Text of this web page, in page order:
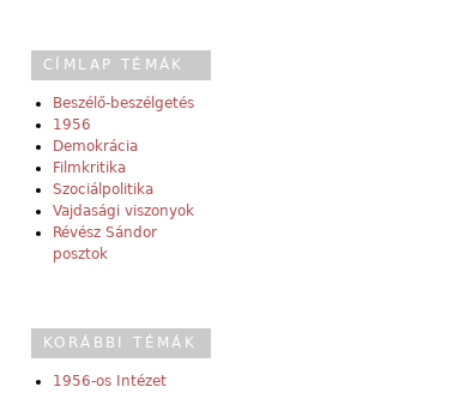
CÍMLAP TÉMÁK
Beszélő-beszélgetés
1956
Demokrácia
Filmkritika
Szociálpolitika
Vajdasági viszonyok
Révész Sándor
posztok
KORÁBBI TÉMÁK
1956-os Intézet